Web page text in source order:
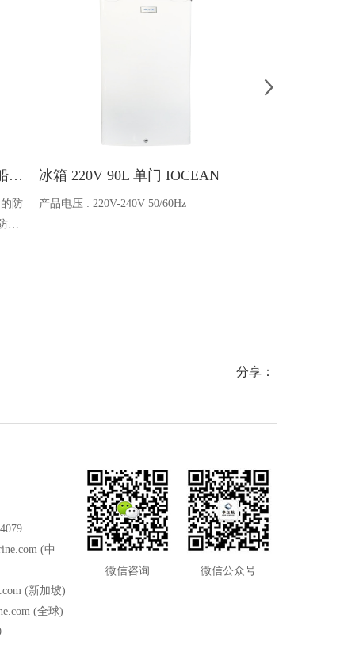
Ocean one对讲机 SOLAS公约船舶消防A600V ATEX防爆对讲机
防
爆
冰箱 220V 90L 单门 IOCEAN
产品电压 : 220V-240V 50/60Hz
分享：
(中
(新加坡)
(全球)
微信咨询 微信公众号